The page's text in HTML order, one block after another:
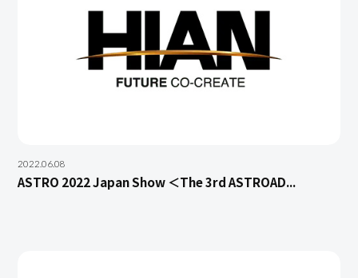
2022.06.08
ASTRO 2022 Japan Show ＜The 3rd ASTROAD...